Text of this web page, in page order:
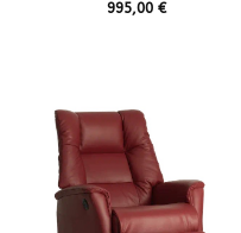
995,00 €